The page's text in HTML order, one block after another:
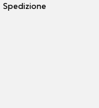
Spedizione